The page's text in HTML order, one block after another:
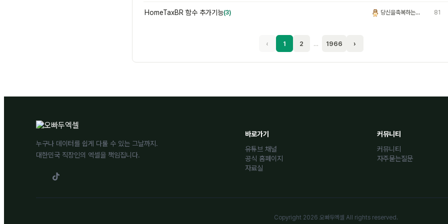
HomeTaxBR 함수 추가기능(3) 당 당신을축복하는올빼미 81
‹ 1 2 … 1966 ›
누구나 데이터를 쉽게 다룰 수 있는 그날까지.
대한민국 직장인의 엑셀을 책임집니다.
바로가기
유튜브 채널
공식 홈페이지
자료실
커뮤니티
커뮤니티
자주묻는질문
Copyright 2026 오빠두엑셀 All rights reserved.